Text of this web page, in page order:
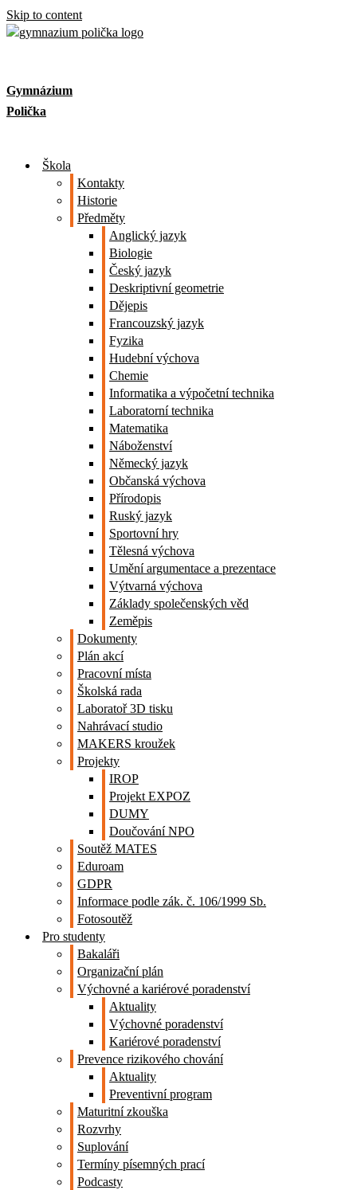
Skip to content
Gymnázium
Polička
Škola
Kontakty
Historie
Předměty
Anglický jazyk
Biologie
Český jazyk
Deskriptivní geometrie
Dějepis
Francouzský jazyk
Fyzika
Hudební výchova
Chemie
Informatika a výpočetní technika
Laboratorní technika
Matematika
Náboženství
Německý jazyk
Občanská výchova
Přírodopis
Ruský jazyk
Sportovní hry
Tělesná výchova
Umění argumentace a prezentace
Výtvarná výchova
Základy společenských věd
Zeměpis
Dokumenty
Plán akcí
Pracovní místa
Školská rada
Laboratoř 3D tisku
Nahrávací studio
MAKERS kroužek
Projekty
IROP
Projekt EXPOZ
DUMY
Doučování NPO
Soutěž MATES
Eduroam
GDPR
Informace podle zák. č. 106/1999 Sb.
Fotosoutěž
Pro studenty
Bakaláři
Organizační plán
Výchovné a kariérové poradenství
Aktuality
Výchovné poradenství
Kariérové poradenství
Prevence rizikového chování
Aktuality
Preventivní program
Maturitní zkouška
Rozvrhy
Suplování
Termíny písemných prací
Podcasty